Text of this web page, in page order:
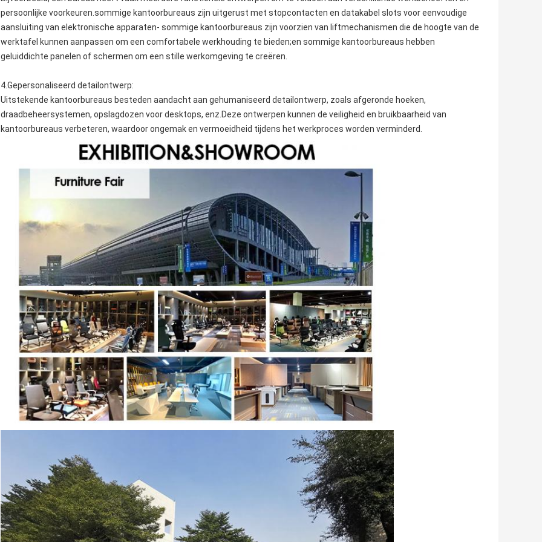
persoonlijke voorkeuren.sommige kantoorbureaus zijn uitgerust met stopcontacten en datakabel slots voor eenvoudige
aansluiting van elektronische apparaten- sommige kantoorbureaus zijn voorzien van liftmechanismen die de hoogte van de
werktafel kunnen aanpassen om een comfortabele werkhouding te bieden;en sommige kantoorbureaus hebben
geluiddichte panelen of schermen om een stille werkomgeving te creëren.
4.Gepersonaliseerd detailontwerp:
Uitstekende kantoorbureaus besteden aandacht aan gehumaniseerd detailontwerp, zoals afgeronde hoeken,
draadbeheersystemen, opslagdozen voor desktops, enz.Deze ontwerpen kunnen de veiligheid en bruikbaarheid van
kantoorbureaus verbeteren, waardoor ongemak en vermoeidheid tijdens het werkproces worden verminderd.